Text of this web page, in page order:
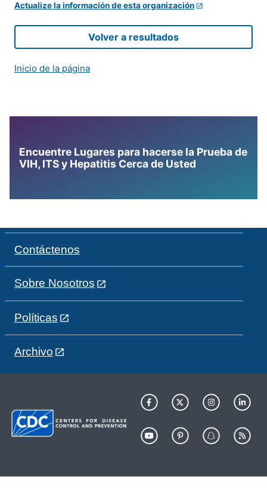
Actualize la información de esta organización
Volver a resultados
Inicio de la página
Encuentre Lugares para hacerse la Prueba de
VIH, ITS y Hepatitis Cerca de Usted
Contáctenos
Sobre Nosotros
Políticas
Archivo